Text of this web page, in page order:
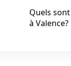
Quels
à Valence?